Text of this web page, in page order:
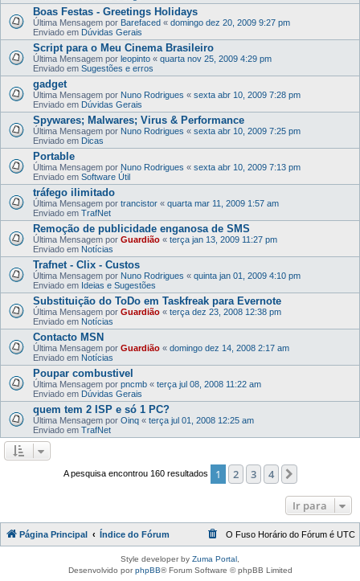
Boas Festas - Greetings Holidays
Última Mensagem por Barefaced « domingo dez 20, 2009 9:27 pm
Enviado em Dúvidas Gerais
Script para o Meu Cinema Brasileiro
Última Mensagem por leopinto « quarta nov 25, 2009 4:29 pm
Enviado em Sugestões e erros
gadget
Última Mensagem por Nuno Rodrigues « sexta abr 10, 2009 7:28 pm
Enviado em Dúvidas Gerais
Spywares; Malwares; Virus & Performance
Última Mensagem por Nuno Rodrigues « sexta abr 10, 2009 7:25 pm
Enviado em Dicas
Portable
Última Mensagem por Nuno Rodrigues « sexta abr 10, 2009 7:13 pm
Enviado em Software Útil
tráfego ilimitado
Última Mensagem por trancistor « quarta mar 11, 2009 1:57 am
Enviado em TrafNet
Remoção de publicidade enganosa de SMS
Última Mensagem por Guardião « terça jan 13, 2009 11:27 pm
Enviado em Notícias
Trafnet - Clix - Custos
Última Mensagem por Nuno Rodrigues « quinta jan 01, 2009 4:10 pm
Enviado em Ideias e Sugestões
Substituição do ToDo em Taskfreak para Evernote
Última Mensagem por Guardião « terça dez 23, 2008 12:38 pm
Enviado em Notícias
Contacto MSN
Última Mensagem por Guardião « domingo dez 14, 2008 2:17 am
Enviado em Notícias
Poupar combustivel
Última Mensagem por pncmb « terça jul 08, 2008 11:22 am
Enviado em Dúvidas Gerais
quem tem 2 ISP e só 1 PC?
Última Mensagem por Oinq « terça jul 01, 2008 12:25 am
Enviado em TrafNet
A pesquisa encontrou 160 resultados 1 2 3 4
Ir para
Página Principal Índice do Fórum O Fuso Horário do Fórum é UTC
Style developer by Zuma Portal
Desenvolvido porphpBB® Forum Software © phpBB Limited